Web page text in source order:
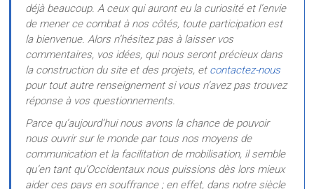
déjà beaucoup. A ceux qui auront eu la curiosité et l’envie
de mener ce combat à nos côtés, toute participation est
la bienvenue. Alors n’hésitez pas à laisser vos
commentaires, vos idées, qui nous seront précieux dans
la construction du site et des projets, et contactez-nous
pour tout autre renseignement si vous n’avez pas trouvez
réponse à vos questionnements.
Parce qu’aujourd’hui nous avons la chance de pouvoir
nous ouvrir sur le monde par tous nos moyens de
communication et la facilitation de mobilisation, il semble
qu’en tant qu’Occidentaux nous puissions dès lors mieux
aider ces pays en souffrance ; en effet, dans notre siècle